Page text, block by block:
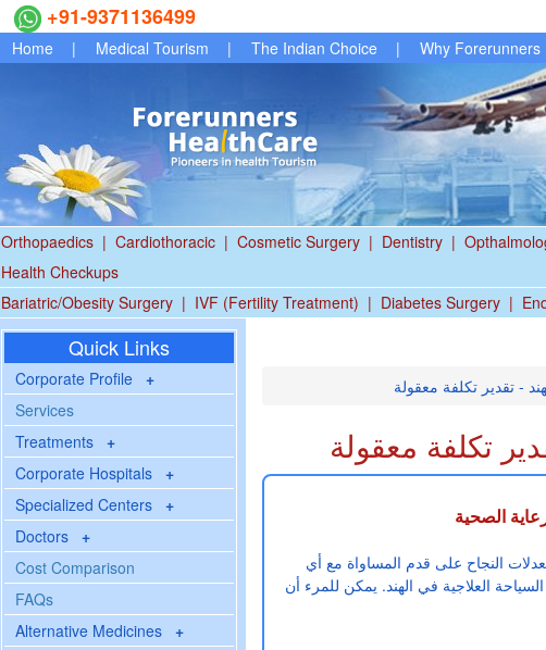
+91-9371136499
Home | Medical Tourism | The Indian Choice | Why Forerunners
Orthopaedics | Cardiothoracic | Cosmetic Surgery | Dentistry |
Health Checkups
Bariatric/Obesity Surgery | IVF (Fertility Treatment) | Diabetes Surgery |
Quick Links
Corporate Profile +
Services
Treatments +
Corporate Hospitals +
Specialized Centers +
Doctors +
Cost Comparison
FAQs
Alternative Medicines +
- تقدير تكلفة معقولة
تكلفة معقولة
الصحية
النجاح على قدم المساواة مع أي
العلاجية في الهند. يمكن للمرء أن